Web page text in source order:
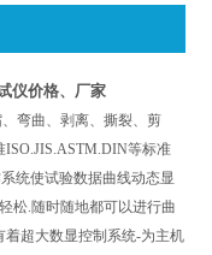
仪价格、厂家
弯曲、剥离、撕裂、剪
等标准
统使试验数据曲线动态显
松.随时随地都可以进行曲
着超大数显控制系统-为主机